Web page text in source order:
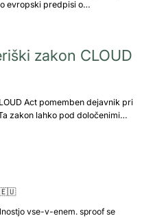
evropski predpisi o…
zakon CLOUD
Act pomemben dejavnik pri
zakon lahko pod določenimi…
🇪🇺
vse-v-enem. sproof se